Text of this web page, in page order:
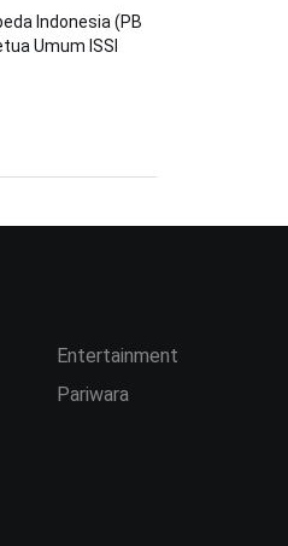
Indonesia (PB
Umum ISSI
Entertainment
Pariwara